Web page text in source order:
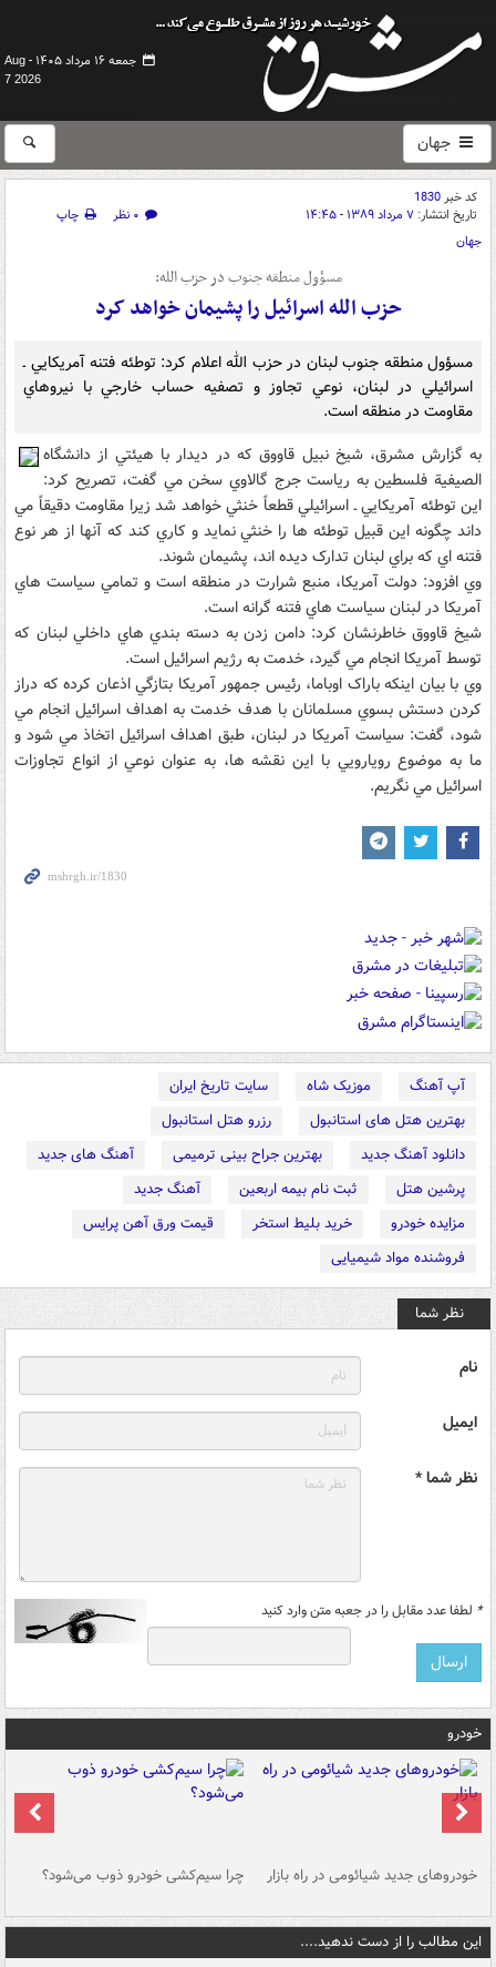
جمعه ۱۶ مرداد ۱۴۰۵ -
Aug
7 2026
جهان
کد خبر1830
تاریخ انتشار: ۷ مرداد ۱۳۸۹ - ۱۴:۴۵ ۰ نظر
چاپ
جهان
مسؤول منطقه جنوب در حزب الله:
حزب الله اسرائيل را پشيمان خواهد کرد
مسؤول منطقه جنوب لبنان در حزب الله اعلام کرد: توطئه فتنه آمريکايي ـ
اسرائيلي در لبنان، نوعي تجاوز و تصفيه حساب خارجي با نيروهاي
مقاومت در منطقه است.
به گزارش مشرق، شيخ نبيل قاووق که در ديدار با هيئتي از دانشگاه
الصيفية فلسطين به رياست جرج گالاوي سخن مي گفت، تصريح کرد:
اين توطئه آمريکايي ـ اسرائيلي قطعاً خنثي خواهد شد زيرا مقاومت دقيقاً مي
داند چگونه اين قبيل توطئه ها را خنثي نمايد و کاري کند که آنها از هر نوع
فتنه اي که براي لبنان تدارک ديده اند، پشيمان شوند.
وي افزود: دولت آمريکا، منبع شرارت در منطقه است و تمامي سياست هاي
آمريکا در لبنان سياست هاي فتنه گرانه است.
شيخ قاووق خاطرنشان کرد: دامن زدن به دسته بندي هاي داخلي لبنان که
توسط آمريکا انجام مي گيرد، خدمت به رژيم اسرائيل است.
وي با بيان اينکه باراک اوباما، رئيس جمهور آمريکا بتازگي اذعان کرده که دراز
کردن دستش بسوي مسلمانان با هدف خدمت به اهداف اسرائيل انجام مي
شود، گفت: سياست آمريکا در لبنان، طبق اهداف اسرائيل اتخاذ مي شود و
ما به موضوع رويارويي با اين نقشه ها، به عنوان نوعي از انواع تجاوزات
اسرائيل مي نگريم.
آپ آهنگ موزیک شاه
سایت تاریخ ایران
بهترین هتل های استانبول
رزرو هتل استانبول
دانلود آهنگ جدید
بهترین جراح بینی ترمیمی
آهنگ های جدید
پرشین هتل
ثبت نام بیمه اربعین
آهنگ جدید
مزایده خودرو
خرید بلیط استخر
قیمت ورق آهن پرایس
فروشنده مواد شیمیایی
نظر شما
نام
ایمیل
نظر شما *
* لطفا عدد مقابل را در جعبه متن وارد کنید
خودرو
خودروهای جدید شیائومی در راه بازار چرا سیم‌کشی خودرو ذوب می‌شود؟
این مطالب را از دست ندهید....